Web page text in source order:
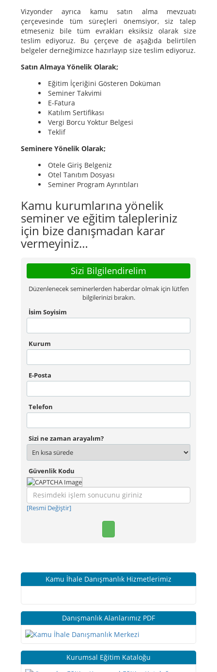
Vizyonder ayrıca kamu satın alma mevzuatı
çerçevesinde tüm süreçleri önemsiyor, siz talep
etmeseniz bile tüm evrakları eksiksiz olarak size
teslim ediyoruz. Bu çerçeve de aşağıda belirtilen
belgeler derneğimizce hazırlayıp size teslim ediyoruz.
Satın Almaya Yönelik Olarak;
Eğitim İçeriğini Gösteren Doküman
Seminer Takvimi
E-Fatura
Katılım Sertifikası
Vergi Borcu Yoktur Belgesi
Teklif
Seminere Yönelik Olarak;
Otele Giriş Belgeniz
Otel Tanıtım Dosyası
Seminer Program Ayrıntıları
Kamu kurumlarına yönelik
seminer ve eğitim talepleriniz
için bize danışmadan karar
vermeyiniz…
Sizi Bilgilendirelim
Düzenlenecek seminerlerden haberdar olmak için lütfen
bilgilerinizi bırakın.
İsim Soyisim
Kurum
E-Posta
Telefon
Sizi ne zaman arayalım?
Güvenlik Kodu
[Resmi Değiştir]
Kamu İhale Danışmanlık Hizmetlerimiz
Danışmanlık Alanlarımız PDF
Kurumsal Eğitim Kataloğu